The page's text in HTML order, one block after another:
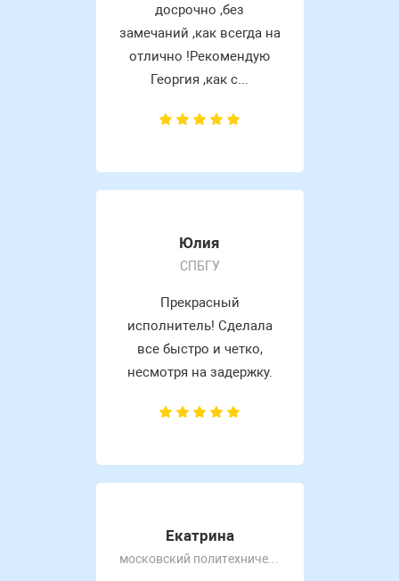
досрочно ,без
замечаний ,как всегда на
отлично !Рекомендую
Георгия ,как с...
Юлия
СПБГУ
Прекрасный
исполнитель! Сделала
все быстро и четко,
несмотря на задержку.
Екатрина
московский политехнический университет